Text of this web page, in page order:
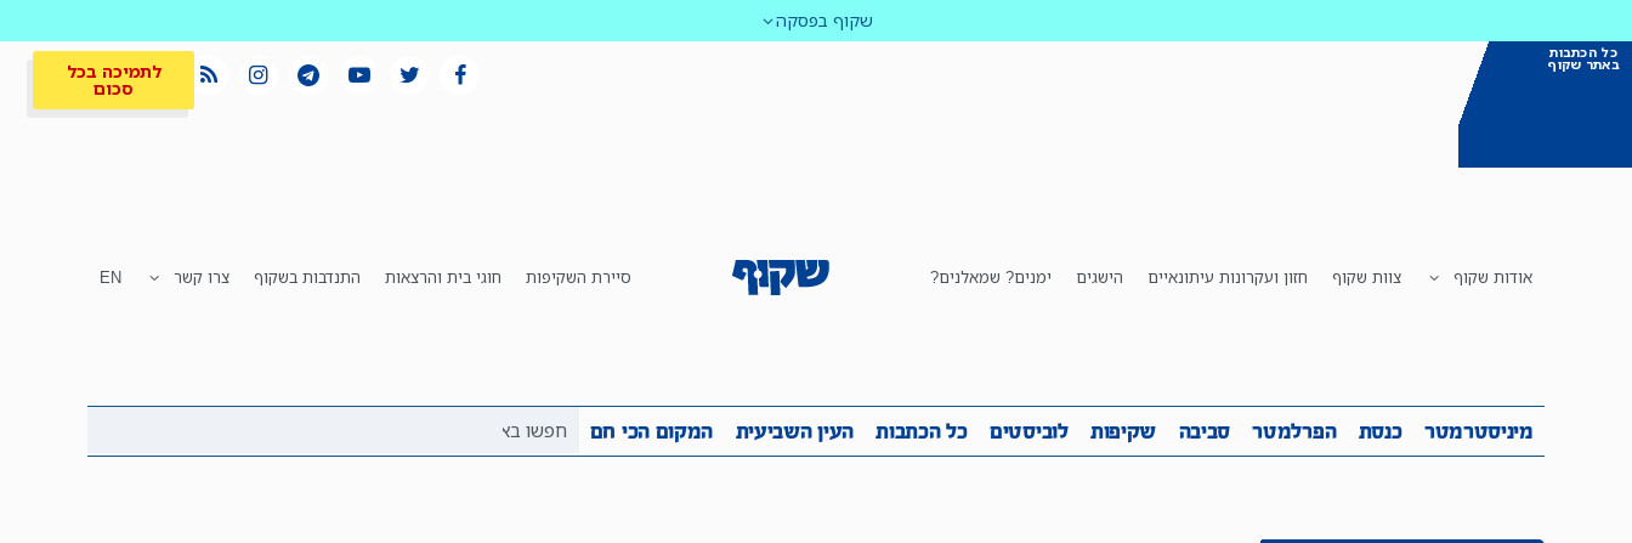
שקוף בפסקה
כל הכתבות
באתר שקוף לתמיכה בכל
סכום
אודות שקוף צוות שקוף חזון ועקרונות עיתונאיים הישגים ימנים? שמאלנים? סיירת השקיפות חוגי בית והרצאות התנדבות בשקוף צרו קשר EN
מיניסטרמטר כנסת הפרלמטר סביבה שקיפות לוביסטים כל הכתבות העין השביעית המקום הכי חם
מיניסטרמטר כנסת הפרלמטר סביבה שקיפות לוביסטים כל הכתבות העין השביעית המקום הכי חם לתמיכה בכל